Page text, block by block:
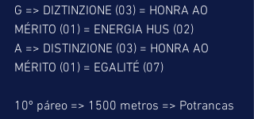
G => DIZTINZIONE (03) = HONRA AO
MÉRITO (01) = ENERGIA HUS (02)
A => DISTINZIONE (03) = HONRA AO
MÉRITO (01) = EGALITÉ (07)
10º páreo => 1500 metros => Potrancas